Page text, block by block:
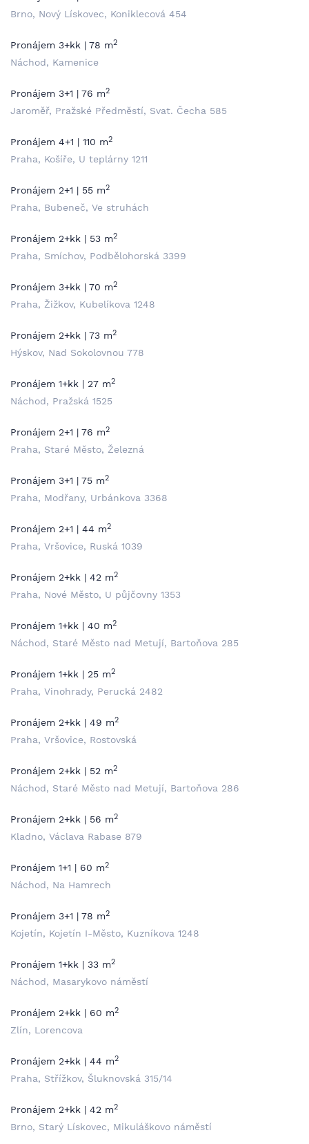
Brno, Nový Lískovec, Koniklecová 454
Pronájem 3+kk | 78 m2
Náchod, Kamenice
Pronájem 3+1 | 76 m2
Jaroměř, Pražské Předměstí, Svat. Čecha 585
Pronájem 4+1 | 110 m2
Praha, Košíře, U teplárny 1211
Pronájem 2+1 | 55 m2
Praha, Bubeneč, Ve struhách
Pronájem 2+kk | 53 m2
Praha, Smíchov, Podbělohorská 3399
Pronájem 3+kk | 70 m2
Praha, Žižkov, Kubelíkova 1248
Pronájem 2+kk | 73 m2
Hýskov, Nad Sokolovnou 778
Pronájem 1+kk | 27 m2
Náchod, Pražská 1525
Pronájem 2+1 | 76 m2
Praha, Staré Město, Železná
Pronájem 3+1 | 75 m2
Praha, Modřany, Urbánkova 3368
Pronájem 2+1 | 44 m2
Praha, Vršovice, Ruská 1039
Pronájem 2+kk | 42 m2
Praha, Nové Město, U půjčovny 1353
Pronájem 1+kk | 40 m2
Náchod, Staré Město nad Metují, Bartoňova 285
Pronájem 1+kk | 25 m2
Praha, Vinohrady, Perucká 2482
Pronájem 2+kk | 49 m2
Praha, Vršovice, Rostovská
Pronájem 2+kk | 52 m2
Náchod, Staré Město nad Metují, Bartoňova 286
Pronájem 2+kk | 56 m2
Kladno, Václava Rabase 879
Pronájem 1+1 | 60 m2
Náchod, Na Hamrech
Pronájem 3+1 | 78 m2
Kojetín, Kojetín I-Město, Kuzníkova 1248
Pronájem 1+kk | 33 m2
Náchod, Masarykovo náměstí
Pronájem 2+kk | 60 m2
Zlín, Lorencova
Pronájem 2+kk | 44 m2
Praha, Střížkov, Šluknovská 315/14
Pronájem 2+kk | 42 m2
Brno, Starý Lískovec, Mikuláškovo náměstí